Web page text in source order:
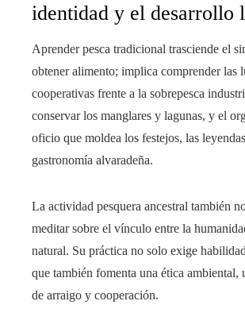
identidad y el desarrollo
Aprender pesca tradicional trasciende el
obtener alimento; implica comprender las
cooperativas frente a la sobrepesca
conservar los manglares y lagunas, y el
oficio que moldea los festejos, las
gastronomía alvaradeña.
La actividad pesquera ancestral también
meditar sobre el vínculo entre la
natural. Su práctica no solo exige
que también fomenta una ética ambiental,
de arraigo y cooperación.